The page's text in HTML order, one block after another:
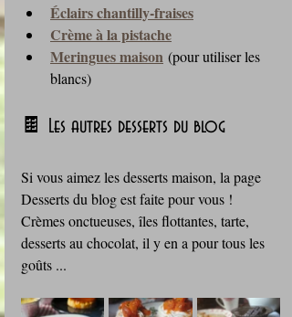
Éclairs chantilly‑fraises
Crème à la pistache
Meringues maison (pour utiliser les
blancs)
🍫 Les autres desserts du blog
Si vous aimez les desserts maison, la page
Desserts du blog est faite pour vous !
Crèmes onctueuses, îles flottantes, tarte,
desserts au chocolat, il y en a pour tous les
goûts ...